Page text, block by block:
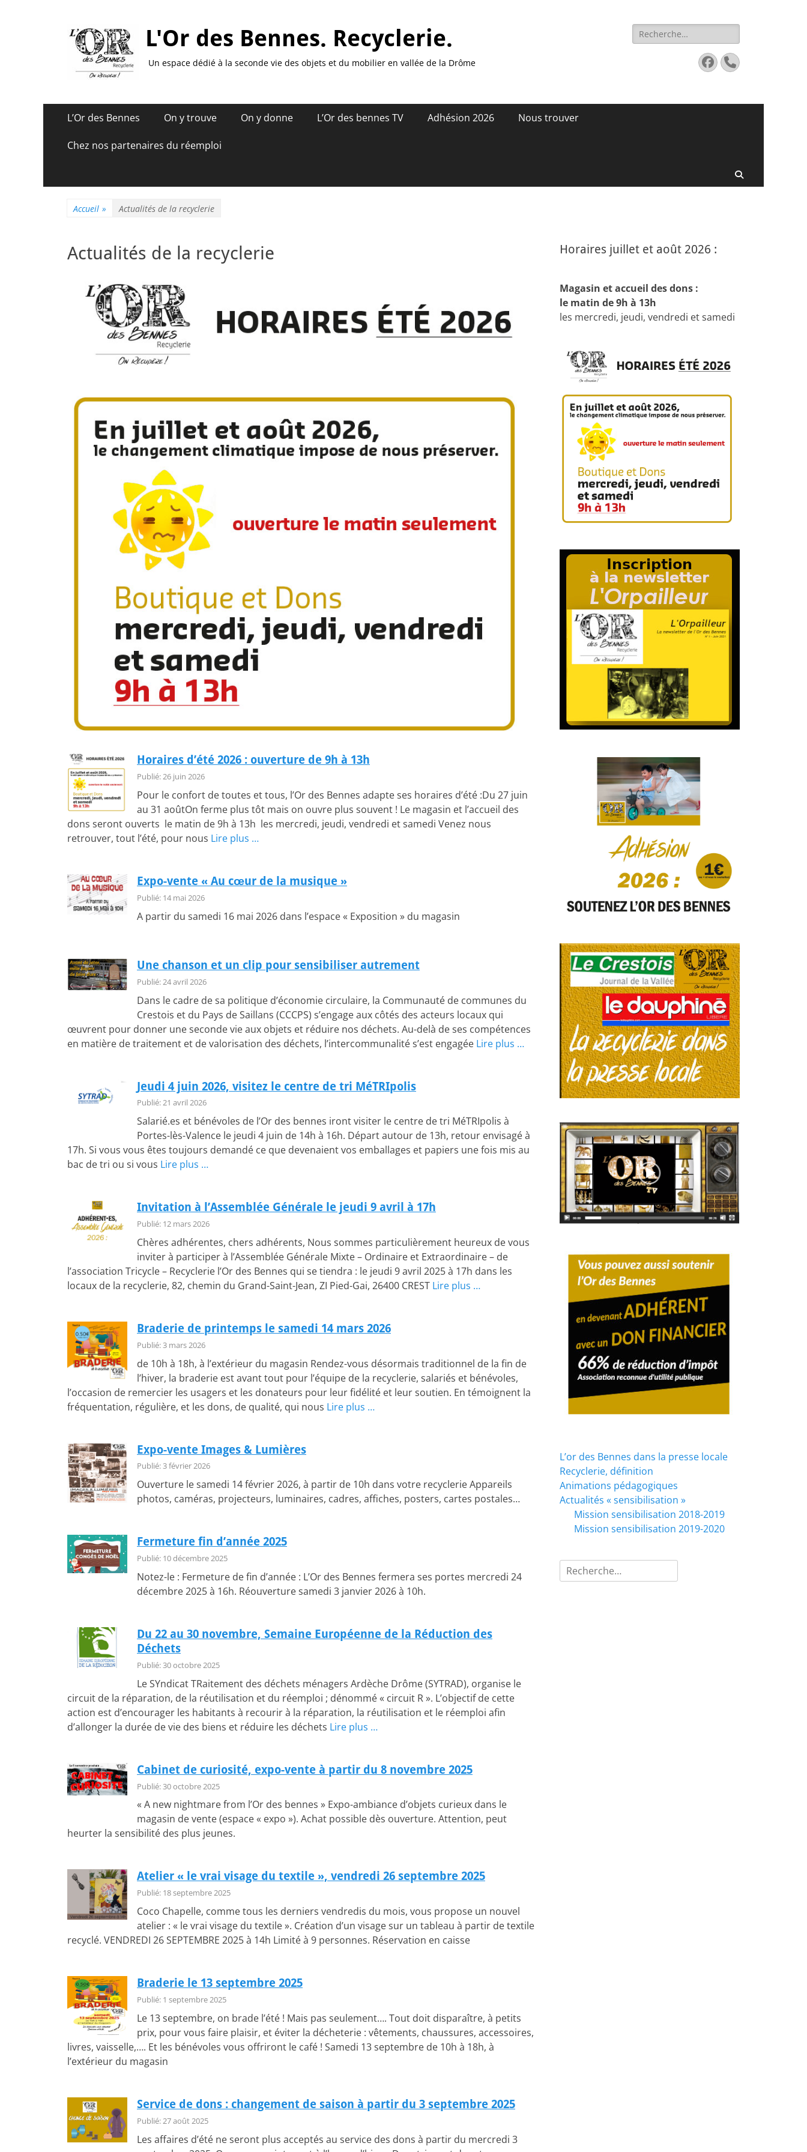
L'Or des Bennes. Recyclerie.
Un espace dédié à la seconde vie des objets et du mobilier en vallée de la Drôme
Rechercher :
Facebook
Tél
Menu
contenu
L’Or des Bennes On y trouve On y donne L’Or des bennes TV Adhésion 2026 Nous trouver
Chez nos partenaires du réemploi
Accueil » Actualités de la recyclerie
Actualités de la recyclerie
Horaires d’été 2026 : ouverture de 9h à 13h
Publié: 26 juin 2026
Pour le confort de toutes et tous, l’Or des Bennes adapte ses horaires d’été :Du 27 juin
au 31 aoûtOn ferme plus tôt mais on ouvre plus souvent ! Le magasin et l’accueil des
dons seront ouverts le matin de 9h à 13h les mercredi, jeudi, vendredi et samedi Venez nous
retrouver, tout l’été, pour nous Lire plus …
Expo-vente « Au cœur de la musique »
Publié: 14 mai 2026
A partir du samedi 16 mai 2026 dans l’espace « Exposition » du magasin
Une chanson et un clip pour sensibiliser autrement
Publié: 24 avril 2026
Dans le cadre de sa politique d’économie circulaire, la Communauté de communes du
Crestois et du Pays de Saillans (CCCPS) s’engage aux côtés des acteurs locaux qui
œuvrent pour donner une seconde vie aux objets et réduire nos déchets. Au-delà de ses compétences
en matière de traitement et de valorisation des déchets, l’intercommunalité s’est engagée Lire plus …
Jeudi 4 juin 2026, visitez le centre de tri MéTRIpolis
Publié: 21 avril 2026
Salarié.es et bénévoles de l’Or des bennes iront visiter le centre de tri MéTRIpolis à
Portes-lès-Valence le jeudi 4 juin de 14h à 16h. Départ autour de 13h, retour envisagé à
17h. Si vous vous êtes toujours demandé ce que devenaient vos emballages et papiers une fois mis au
bac de tri ou si vous Lire plus …
Invitation à l’Assemblée Générale le jeudi 9 avril à 17h
Publié: 12 mars 2026
Chères adhérentes, chers adhérents, Nous sommes particulièrement heureux de vous
inviter à participer à l’Assemblée Générale Mixte – Ordinaire et Extraordinaire – de
l’association Tricycle – Recyclerie l’Or des Bennes qui se tiendra : le jeudi 9 avril 2025 à 17h dans les
locaux de la recyclerie, 82, chemin du Grand-Saint-Jean, ZI Pied-Gai, 26400 CREST Lire plus …
Braderie de printemps le samedi 14 mars 2026
Publié: 3 mars 2026
de 10h à 18h, à l’extérieur du magasin Rendez-vous désormais traditionnel de la fin de
l’hiver, la braderie est avant tout pour l’équipe de la recyclerie, salariés et bénévoles,
l’occasion de remercier les usagers et les donateurs pour leur fidélité et leur soutien. En témoignent la
fréquentation, régulière, et les dons, de qualité, qui nous Lire plus …
Expo-vente Images & Lumières
Publié: 3 février 2026
Ouverture le samedi 14 février 2026, à partir de 10h dans votre recyclerie Appareils
photos, caméras, projecteurs, luminaires, cadres, affiches, posters, cartes postales…
Fermeture fin d’année 2025
Publié: 10 décembre 2025
Notez-le : Fermeture de fin d’année : L’Or des Bennes fermera ses portes mercredi 24
décembre 2025 à 16h. Réouverture samedi 3 janvier 2026 à 10h.
Du 22 au 30 novembre, Semaine Européenne de la Réduction des
Déchets
Publié: 30 octobre 2025
Le SYndicat TRaitement des déchets ménagers Ardèche Drôme (SYTRAD), organise le
circuit de la réparation, de la réutilisation et du réemploi ; dénommé « circuit R ». L’objectif de cette
action est d’encourager les habitants à recourir à la réparation, la réutilisation et le réemploi afin
d’allonger la durée de vie des biens et réduire les déchets Lire plus …
Cabinet de curiosité, expo-vente à partir du 8 novembre 2025
Publié: 30 octobre 2025
« A new nightmare from l’Or des bennes » Expo-ambiance d’objets curieux dans le
magasin de vente (espace « expo »). Achat possible dès ouverture. Attention, peut
heurter la sensibilité des plus jeunes.
Atelier « le vrai visage du textile », vendredi 26 septembre 2025
Publié: 18 septembre 2025
Coco Chapelle, comme tous les derniers vendredis du mois, vous propose un nouvel
atelier : « le vrai visage du textile ». Création d’un visage sur un tableau à partir de textile
recyclé. VENDREDI 26 SEPTEMBRE 2025 à 14h Limité à 9 personnes. Réservation en caisse
Braderie le 13 septembre 2025
Publié: 1 septembre 2025
Le 13 septembre, on brade l’été ! Mais pas seulement…. Tout doit disparaître, à petits
prix, pour vous faire plaisir, et éviter la décheterie : vêtements, chaussures, accessoires,
livres, vaisselle,…. Et les bénévoles vous offriront le café ! Samedi 13 septembre de 10h à 18h, à
l’extérieur du magasin
Service de dons : changement de saison à partir du 3 septembre 2025
Publié: 27 août 2025
Les affaires d’été ne seront plus acceptés au service des dons à partir du mercredi 3
Horaires juillet et août 2026 :
Magasin et accueil des dons :
le matin de 9h à 13h
les mercredi, jeudi, vendredi et samedi
L’or des Bennes dans la presse locale
Recyclerie, définition
Animations pédagogiques
Actualités « sensibilisation »
Mission sensibilisation 2018-2019
Mission sensibilisation 2019-2020
Rechercher :